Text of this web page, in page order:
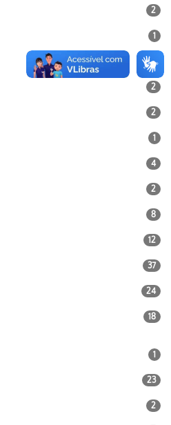
2
1
10
2
2
1
4
2
8
12
37
24
18
1
23
2